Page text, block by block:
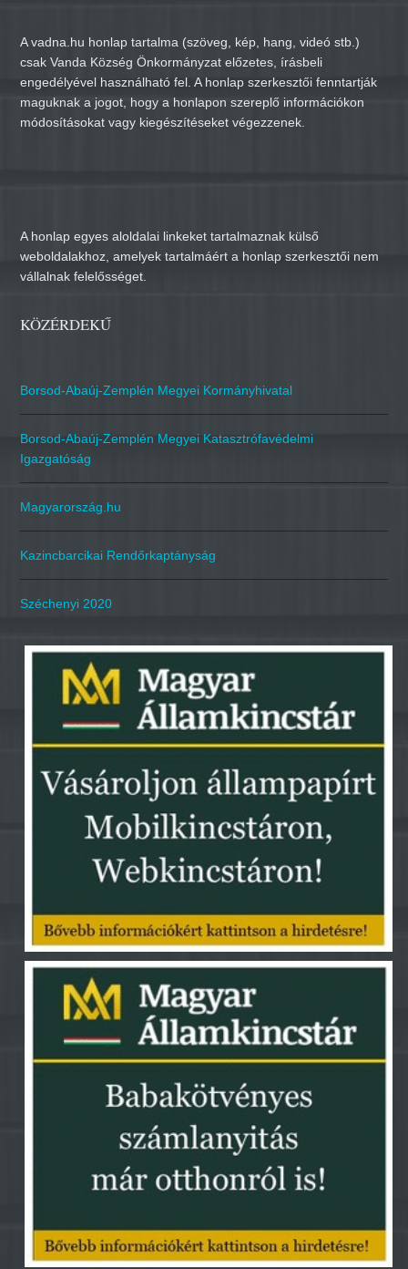
A vadna.hu honlap tartalma (szöveg, kép, hang, videó stb.)
csak Vanda Község Önkormányzat előzetes, írásbeli
engedélyével használható fel. A honlap szerkesztői fenntartják
maguknak a jogot, hogy a honlapon szereplő információkon
módosításokat vagy kiegészítéseket végezzenek.
A honlap egyes aloldalai linkeket tartalmaznak külső
weboldalakhoz, amelyek tartalmáért a honlap szerkesztői nem
vállalnak felelősséget.
KÖZÉRDEKŰ
Borsod-Abaúj-Zemplén Megyei Kormányhivatal
Borsod-Abaúj-Zemplén Megyei Katasztrófavédelmi
Igazgatóság
Magyarország.hu
Kazincbarcikai Rendőrkaptányság
Széchenyi 2020